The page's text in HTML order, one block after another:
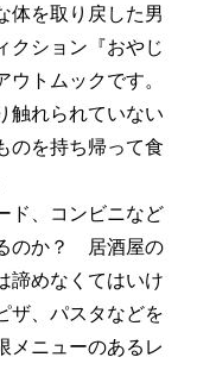
体を取り戻した男
クション『おやじ
トムックです。
触れられていない
のを持ち帰って食
ド、コンビニなど
のか？ 居酒屋の
めなくてはいけ
ザ、パスタなどを
メニューのあるレ